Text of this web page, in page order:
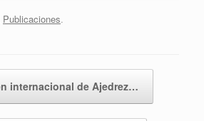
Publicaciones.
internacional de Ajedrez…